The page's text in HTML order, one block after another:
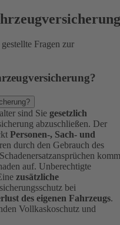
Fragen zur
sind Sie gesetzlich
abzuschließen. Der
Personen-, Sach- und
durch den Gebrauch des
auf. Unberechtigte
zusätzliche
bei
des eigenen Fahrzeugs.
Vollkaskoschutz und